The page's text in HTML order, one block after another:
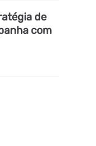
de
com